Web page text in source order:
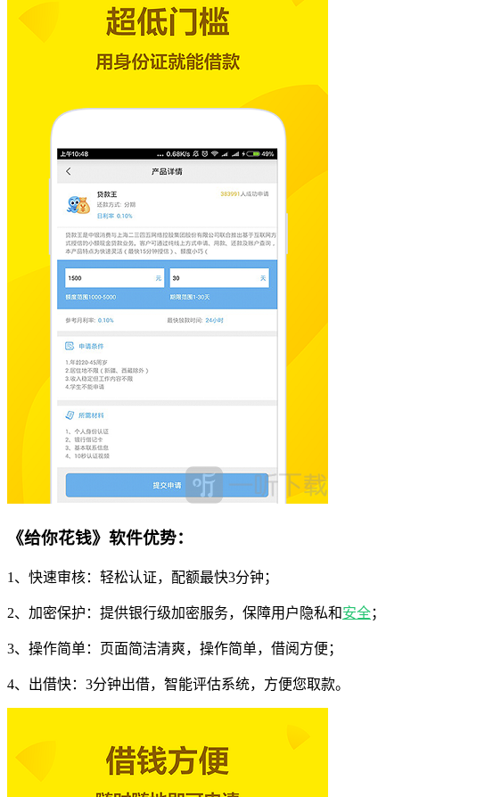
《给你花钱》软件优势：
1、快速审核：轻松认证，配额最快3分钟；
2、加密保护：提供银行级加密服务，保障用户隐私和安全；
3、操作简单：页面简洁清爽，操作简单，借阅方便；
4、出借快：3分钟出借，智能评估系统，方便您取款。